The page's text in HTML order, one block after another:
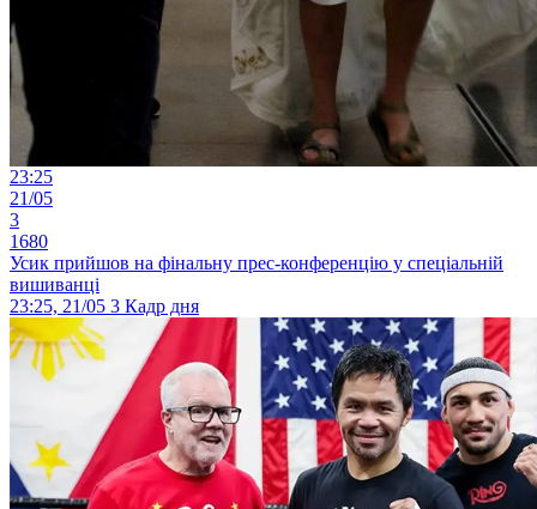
23:25
21/05
3
1680
Усик прийшов на фінальну прес-конференцію у спеціальній
вишиванці
23:25, 21/05 3 Кадр дня